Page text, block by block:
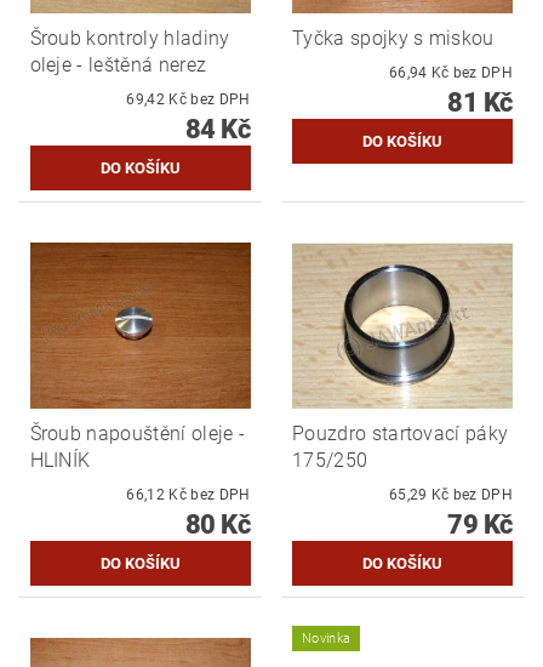
Šroub kontroly hladiny
oleje - leštěná nerez
69,42 Kč bez DPH
84 Kč
Tyčka spojky s miskou
66,94 Kč bez DPH
81 Kč
Šroub napouštění oleje -
HLINÍK
66,12 Kč bez DPH
80 Kč
Pouzdro startovací páky
175/250
65,29 Kč bez DPH
79 Kč
Novinka